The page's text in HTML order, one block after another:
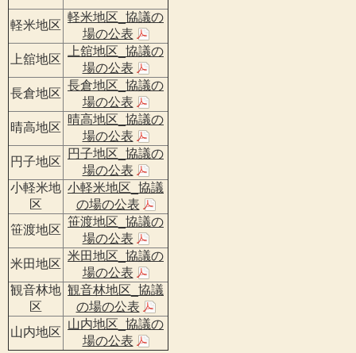
軽米地区
軽米地区_協議の
場の公表
上舘地区
上舘地区_協議の
場の公表
長倉地区
長倉地区_協議の
場の公表
晴高地区
晴高地区_協議の
場の公表
円子地区
円子地区_協議の
場の公表
小軽米地
区
小軽米地区_協議
の場の公表
笹渡地区
笹渡地区_協議の
場の公表
米田地区
米田地区_協議の
場の公表
観音林地
区
観音林地区_協議
の場の公表
山内地区
山内地区_協議の
場の公表